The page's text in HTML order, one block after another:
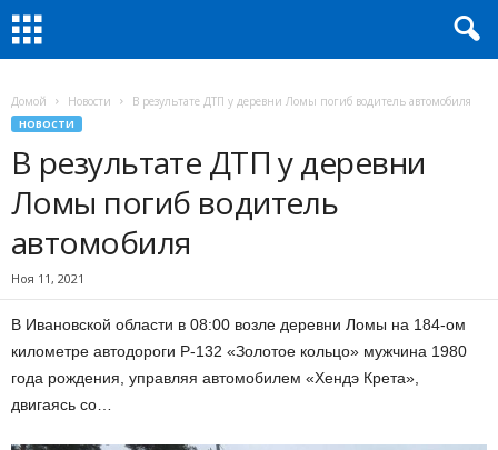
Домой Новости В результате ДТП у деревни Ломы погиб водитель автомобиля
НОВОСТИ
В результате ДТП у деревни
Ломы погиб водитель
автомобиля
Ноя 11, 2021
В Ивановской области в 08:00 возле деревни Ломы на 184-ом
километре автодороги Р-132 «Золотое кольцо» мужчина 1980
года рождения, управляя автомобилем «Хендэ Крета»,
двигаясь со…